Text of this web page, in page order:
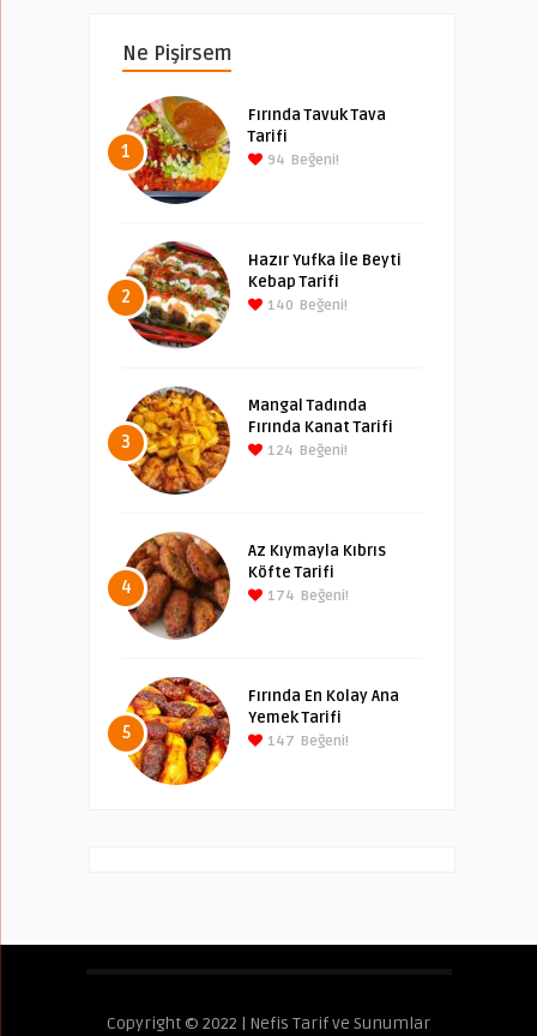
Ne Pişirsem
1
Fırında Tavuk Tava
Tarifi
94 Beğeni!
2
Hazır Yufka İle Beyti
Kebap Tarifi
140 Beğeni!
3
Mangal Tadında
Fırında Kanat Tarifi
124 Beğeni!
4
Az Kıymayla Kıbrıs
Köfte Tarifi
174 Beğeni!
5
Fırında En Kolay Ana
Yemek Tarifi
147 Beğeni!
Copyright © 2022 | Nefis Tarif ve Sunumlar